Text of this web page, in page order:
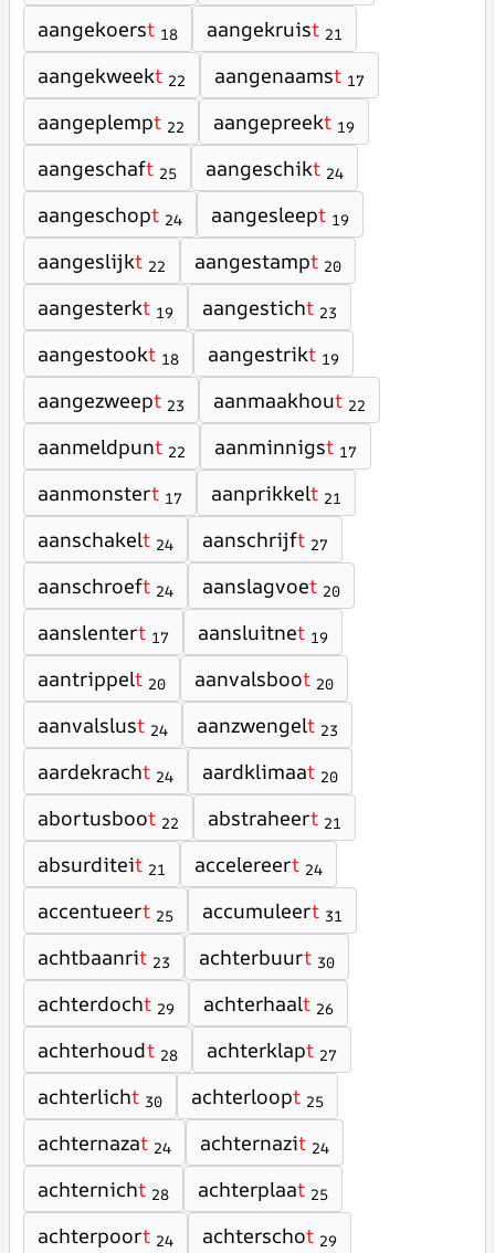
aangekoerst 18 aangekruist 21
aangekweekt 22 aangenaamst 17
aangeplempt 22 aangepreekt 19
aangeschaft 25 aangeschikt 24
aangeschopt 24 aangesleept 19
aangeslijkt 22 aangestampt 20
aangesterkt 19 aangesticht 23
aangestookt 18 aangestrikt 19
aangezweept 23 aanmaakhout 22
aanmeldpunt 22 aanminnigst 17
aanmonstert 17 aanprikkelt 21
aanschakelt 24 aanschrijft 27
aanschroeft 24 aanslagvoet 20
aanslentert 17 aansluitnet 19
aantrippelt 20 aanvalsboot 20
aanvalslust 24 aanzwengelt 23
aardekracht 24 aardklimaat 20
abortusboot 22 abstraheert 21
absurditeit 21 accelereert 24
accentueert 25 accumuleert 31
achtbaanrit 23 achterbuurt 30
achterdocht 29 achterhaalt 26
achterhoudt 28 achterklapt 27
achterlicht 30 achterloopt 25
achternazat 24 achternazit 24
achternicht 28 achterplaat 25
achterpoort 24 achterschot 29